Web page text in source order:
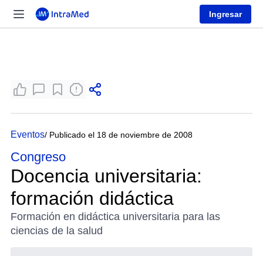
Ingresar
Eventos/ Publicado el 18 de noviembre de 2008
Congreso
Docencia universitaria:
formación didáctica
Formación en didáctica universitaria para las
ciencias de la salud